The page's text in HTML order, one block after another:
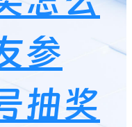
参
抽奖